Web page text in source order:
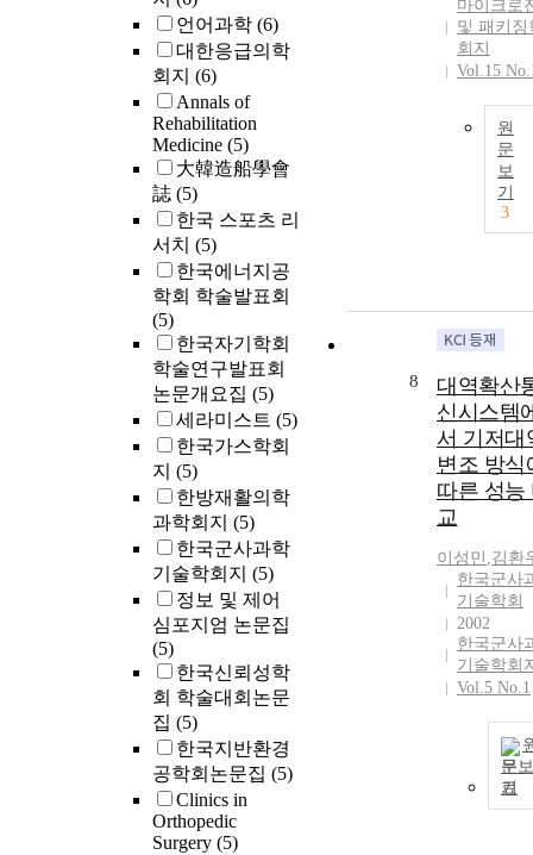
언어과학 (6)
대한응급의학
회지 (6)
Annals of
Rehabilitation
Medicine (5)
大韓造船學會
誌 (5)
한국 스포츠 리
서치 (5)
한국에너지공
학회 학술발표회
(5)
한국자기학회
학술연구발표회
논문개요집 (5)
세라미스트 (5)
한국가스학회
지 (5)
한방재활의학
과학회지 (5)
한국군사과학
기술학회지 (5)
정보 및 제어
심포지엄 논문집
(5)
한국신뢰성학
회 학술대회논문
집 (5)
한국지반환경
공학회논문집 (5)
Clinics in
Orthopedic
Surgery (5)
마이크로
및 패키징
회지
Vol.15
원
문
보
기
3
8
대역확산
신시스템
서 기저대
변조 방식
따른 성능
교
이성민 ,김환
한국군사
기술학회
2002
한국군사
기술학회
Vol.5 No.1
문보
기